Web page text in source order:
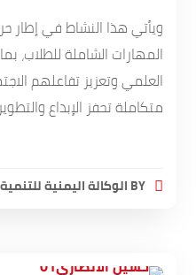
ويأتي هذا النشاط في إطار
المهارات الشاملة
العلمي وتعزيز تفاعلهم
متكاملة تحفز الإبداع
BYالوكالة اليمنية للتنمية